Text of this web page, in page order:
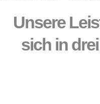
Unsere
sich in